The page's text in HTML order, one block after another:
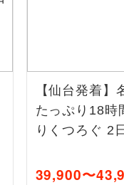
【仙台発着】
たっぷり18時
りくつろぐ 2
39,900〜